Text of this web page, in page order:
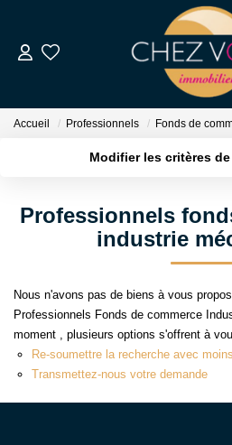
NOS
Location
NOS
NOTRE
Accueil Professionnels Fonds de
Modifier les critères
Sélectionnez...
Type de bien
Créer une alerte
Professionnels
industrie
Nous n'avons pas de biens à vous
Professionnels Fonds de commerce
moment , plusieurs options s'offrent à
Re-soumettre la recherche avec
Transmettez-nous votre demande